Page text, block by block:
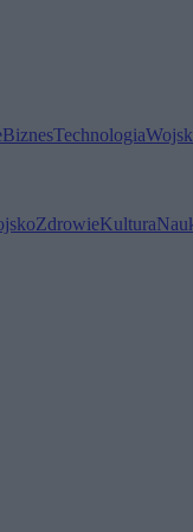
BiznesTechnologia
ZdrowieKultura